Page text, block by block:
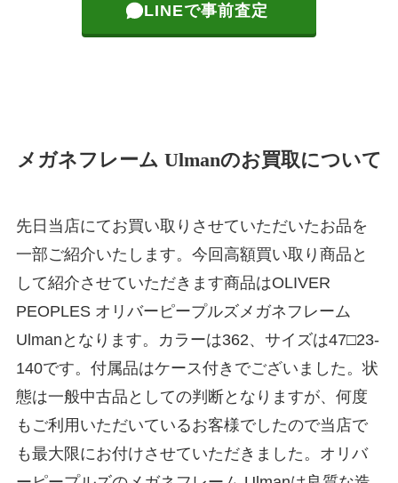
LINEで事前査定
メガネフレーム Ulmanのお買取について
先日当店にてお買い取りさせていただいたお品を
一部ご紹介いたします。今回高額買い取り商品と
して紹介させていただきます商品はOLIVER
PEOPLES オリバーピープルズメガネフレーム
Ulmanとなります。カラーは362、サイズは47□23-
140です。付属品はケース付きでございました。状
態は一般中古品としての判断となりますが、何度
もご利用いただいているお客様でしたので当店で
も最大限にお付けさせていただきました。オリバ